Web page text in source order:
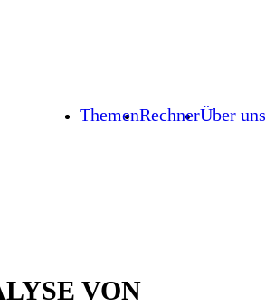
ThemenRechnerÜber uns
VON